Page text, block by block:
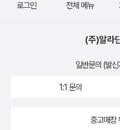
로그인 전체 메뉴
(주)알라
일반문의 (발
1:1 문의
중고매장